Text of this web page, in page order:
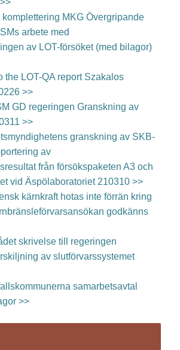
komplettering MKG Övergripande
arbete med
av LOT-försöket (med bilagor)
the LOT-QA report Szakalos
>>
GD regeringen Granskning av
>>
granskning av SKB-
av
från försökspaketen A3 och
vid Äspölaboratoriet 210310 >>
kärnkraft hotas inte förrän kring
godkänns
skrivelse till regeringen
av slutförvarssystemet
samarbetsavtal
>>